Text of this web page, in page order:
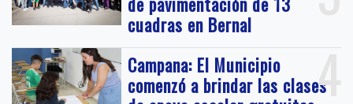
cuadras en Bernal
4
Campana: El Municipio
comenzó a brindar las clases